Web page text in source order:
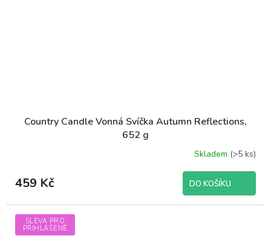
Country Candle Vonná Svíčka Autumn Reflections,
652 g
Skladem (>5 ks)
459 Kč DO KOŠÍKU
SLEVA PRO
PŘIHLÁŠENÉ